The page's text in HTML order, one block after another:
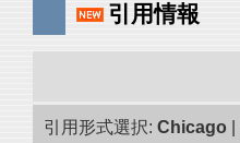
引用情報
引用形式選択: Chicago